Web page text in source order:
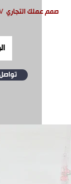
صمم عملك التجاري